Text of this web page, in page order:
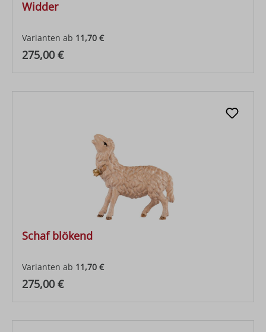
Widder
Varianten ab 11,70 €
Regulärer Preis:
275,00 €
Schaf blökend
Varianten ab 11,70 €
Regulärer Preis:
275,00 €